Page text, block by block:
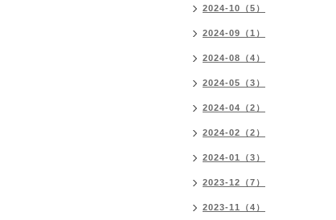
2024-10（5）
2024-09（1）
2024-08（4）
2024-05（3）
2024-04（2）
2024-02（2）
2024-01（3）
2023-12（7）
2023-11（4）